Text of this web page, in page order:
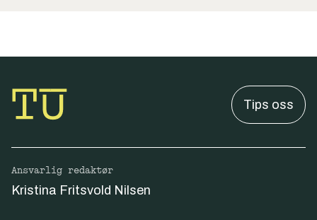
Tips oss
Ansvarlig redaktør
Kristina Fritsvold Nilsen